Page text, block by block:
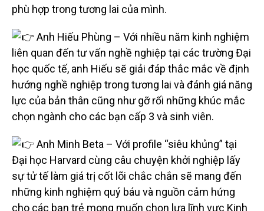
phù hợp trong tương lai của mình.
Anh Hiếu Phùng – Với nhiều năm kinh nghiệm
liên quan đến tư vấn nghề nghiệp tại các trường Đại
học quốc tế, anh Hiếu sẽ giải đáp thắc mắc về định
hướng nghề nghiệp trong tương lai và đánh giá năng
lực của bản thân cũng như gỡ rối những khúc mắc
chọn ngành cho các bạn cấp 3 và sinh viên.
Anh Minh Beta – Với profile “siêu khủng” tại
Đại học Harvard cùng câu chuyện khởi nghiệp lấy
sự tử tế làm giá trị cốt lõi chắc chắn sẽ mang đến
những kinh nghiệm quý báu và nguồn cảm hứng
cho các bạn trẻ mong muốn chọn lựa lĩnh vực Kinh